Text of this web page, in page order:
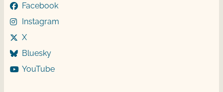
Facebook
Instagram
X
Bluesky
YouTube